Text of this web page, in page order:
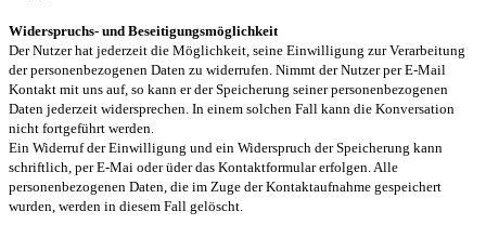
Widerspruchs- und Beseitigungsmöglichkeit
Der Nutzer hat jederzeit die Möglichkeit, seine Einwilligung zur Verarbeitung
der personenbezogenen Daten zu widerrufen. Nimmt der Nutzer per E-Mail
Kontakt mit uns auf, so kann er der Speicherung seiner personenbezogenen
Daten jederzeit widersprechen. In einem solchen Fall kann die Konversation
nicht fortgeführt werden.
Ein Widerruf der Einwilligung und ein Widerspruch der Speicherung kann
schriftlich, per E-Mai oder üder das Kontaktformular erfolgen. Alle
personenbezogenen Daten, die im Zuge der Kontaktaufnahme gespeichert
wurden, werden in diesem Fall gelöscht.